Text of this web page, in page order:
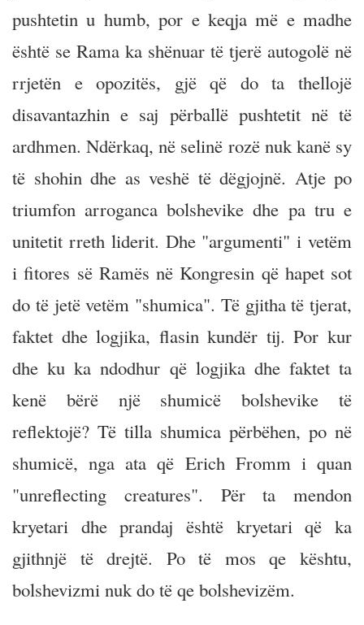
pushtetin u humb, por e keqja më e madhe
është se Rama ka shënuar të tjerë autogolë në
rrjetën e opozitës, gjë që do ta thellojë
disavantazhin e saj përballë pushtetit në të
ardhmen. Ndërkaq, në selinë rozë nuk kanë sy
të shohin dhe as veshë të dëgjojnë. Atje po
triumfon arroganca bolshevike dhe pa tru e
unitetit rreth liderit. Dhe "argumenti" i vetëm
i fitores së Ramës në Kongresin që hapet sot
do të jetë vetëm "shumica". Të gjitha të tjerat,
faktet dhe logjika, flasin kundër tij. Por kur
dhe ku ka ndodhur që logjika dhe faktet ta
kenë bërë një shumicë bolshevike të
reflektojë? Të tilla shumica përbëhen, po në
shumicë, nga ata që Erich Fromm i quan
"unreflecting creatures". Për ta mendon
kryetari dhe prandaj është kryetari që ka
gjithnjë të drejtë. Po të mos qe kështu,
bolshevizmi nuk do të qe bolshevizëm.